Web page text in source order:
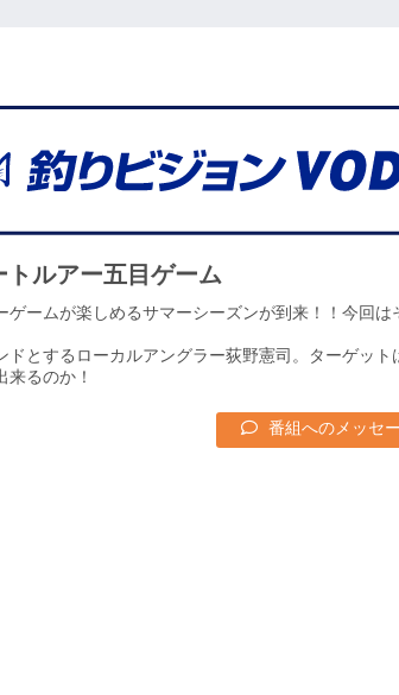
トルアー五目ゲーム
ームが楽しめるサマーシーズンが到来！！今回
とするローカルアングラー荻野憲司。ターゲッ
るのか！
番組へのメッセ